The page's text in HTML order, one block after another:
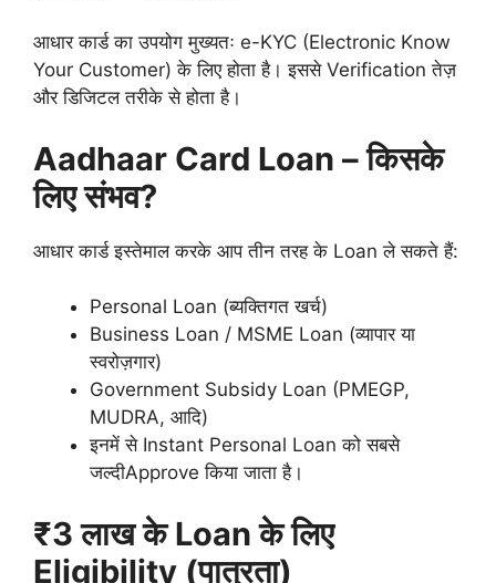
आधार कार्ड का उपयोग मुख्यतः e-KYC (Electronic Know
Your Customer) के लिए होता है। इससे Verification तेज़
और डिजिटल तरीके से होता है।
Aadhaar Card Loan – किसके
लिए संभव?
आधार कार्ड इस्तेमाल करके आप तीन तरह के Loan ले सकते हैं:
Personal Loan (ब्यक्तिगत खर्च)
Business Loan / MSME Loan (व्यापार या
स्वरोज़गार)
Government Subsidy Loan (PMEGP,
MUDRA, आदि)
इनमें से Instant Personal Loan को सबसे
जल्दीApprove किया जाता है।
₹3 लाख के Loan के लिए
Eligibility (पात्रता)